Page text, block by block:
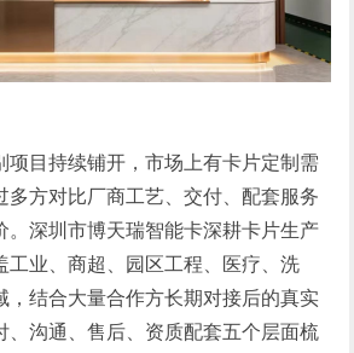
项目持续铺开，市场上有卡片定制需
多方对比厂商工艺、交付、配套服务
。深圳市博天瑞智能卡深耕卡片生产
工业、商超、园区工程、医疗、洗
，结合大量合作方长期对接后的真实
、沟通、售后、资质配套五个层面梳